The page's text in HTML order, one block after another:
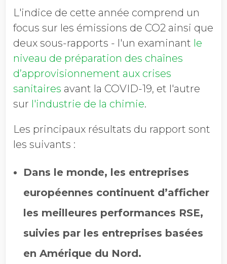
L'indice de cette année comprend un
focus sur les émissions de CO2 ainsi que
deux sous-rapports - l'un examinant le
niveau de préparation des chaînes
d’approvisionnement aux crises
sanitaires avant la COVID-19, et l'autre
sur l'industrie de la chimie.
Les principaux résultats du rapport sont
les suivants :
Dans le monde, les entreprises
européennes continuent d’afficher
les meilleures performances RSE,
suivies par les entreprises basées
en Amérique du Nord.